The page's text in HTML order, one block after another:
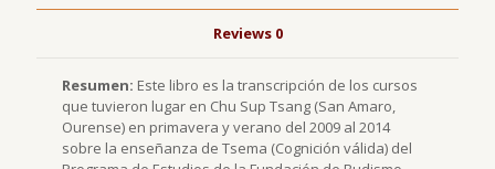
Reviews 0
Resumen: Este libro es la transcripción de los cursos
que tuvieron lugar en Chu Sup Tsang (San Amaro,
Ourense) en primavera y verano del 2009 al 2014
sobre la enseñanza de Tsema (Cognición válida) del